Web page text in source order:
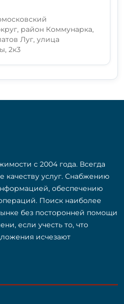
район Коммунарка,
Луг, улица
2к3
с 2004 года. Всегда
качеству услуг. Снабжению
обеспечению
Поиск наиболее
без посторонней помощи
если учесть то, что
исчезают